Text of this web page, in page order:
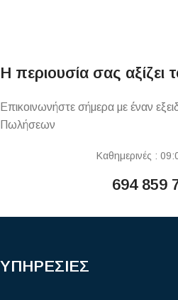
Η περιουσία σας αξίζει
Επικοινωνήστε σήμερα με έναν
Πωλήσεων
Καθημερινές :
694 859
ΥΠΗΡΕΣΙΕΣ